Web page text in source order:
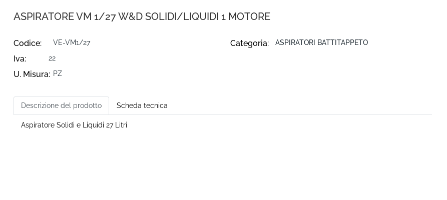
ASPIRATORE VM 1/27 W&D SOLIDI/LIQUIDI 1 MOTORE
Codice: VE-VM1/27
Iva: 22
U. Misura: PZ
Categoria: ASPIRATORI BATTITAPPETO
Descrizione del prodotto Scheda tecnica
Aspiratore Solidi e Liquidi 27 Litri